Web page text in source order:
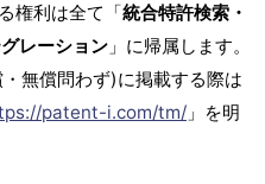
権利は全て「統合特許検索・
レーション 」に帰属します。
無償問わず)に掲載する際は
patent-i.com/tm/ 」を明